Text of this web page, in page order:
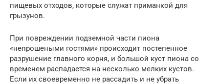
пищевых отходов, которые служат приманкой для
грызунов.
При повреждении подземной части пиона
«непрошеными гостями» происходит постепенное
разрушение главного корня, и большой куст пиона со
временем распадается на несколько мелких кустов.
Если их своевременно не рассадить и не убрать